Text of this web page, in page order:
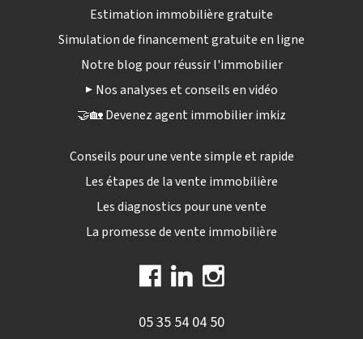
Estimation immobilière gratuite
Simulation de financement gratuite en ligne
Notre blog pour réussir l'immobilier
▶️ Nos analyses et conseils en vidéo
🤝🏡 Devenez agent immobilier imkiz
Conseils pour une vente simple et rapide
Les étapes de la vente immobilière
Les diagnostics pour une vente
La promesse de vente immobilière
05 35 54 04 50